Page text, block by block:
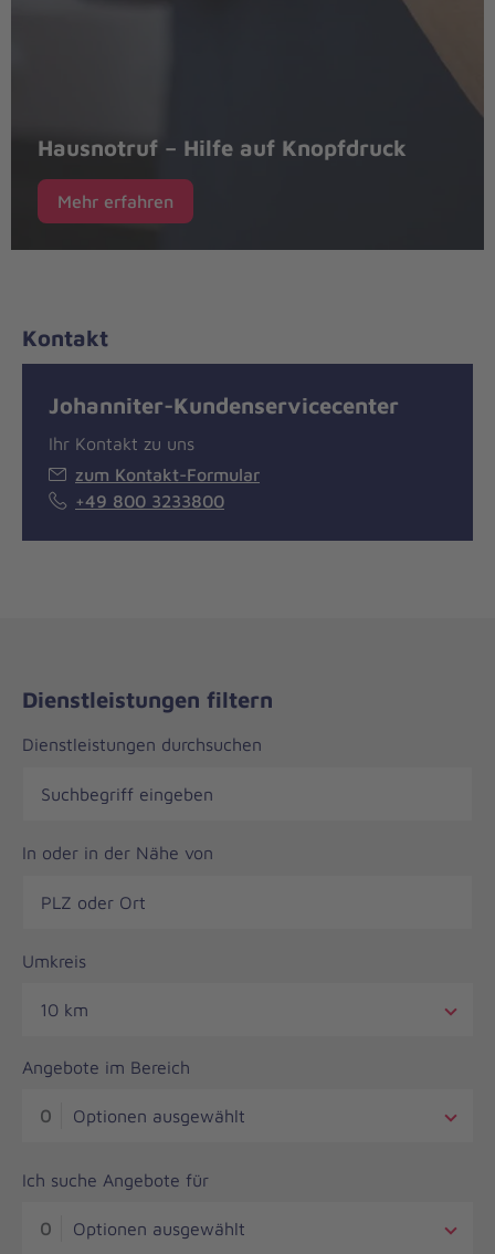
Hausnotruf – Hilfe auf Knopfdruck
Mehr erfahren
Kontakt
Johanniter-Kundenservicecenter
Ihr Kontakt zu uns
zum Kontakt-Formular
+49 800 3233800
Dienstleistungen filtern
Dienstleistungen durchsuchen
In oder in der Nähe von
Umkreis
10 km
Angebote im Bereich
0 Optionen ausgewählt
Ich suche Angebote für
0 Optionen ausgewählt